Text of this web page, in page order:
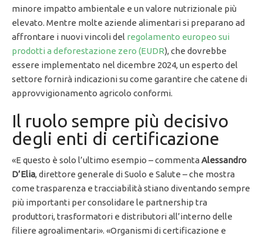
minore impatto ambientale e un valore nutrizionale più
elevato. Mentre molte aziende alimentari si preparano ad
affrontare i nuovi vincoli del regolamento europeo sui
prodotti a deforestazione zero (EUDR), che dovrebbe
essere implementato nel dicembre 2024, un esperto del
settore fornirà indicazioni su come garantire che catene di
approvvigionamento agricolo conformi.
Il ruolo sempre più decisivo
degli enti di certificazione
«E questo è solo l’ultimo esempio – commentaAlessandro
D’Elia, direttore generale di Suolo e Salute – che mostra
come trasparenza e tracciabilità stiano diventando sempre
più importanti per consolidare le partnership tra
produttori, trasformatori e distributori all’interno delle
filiere agroalimentari». «Organismi di certificazione e